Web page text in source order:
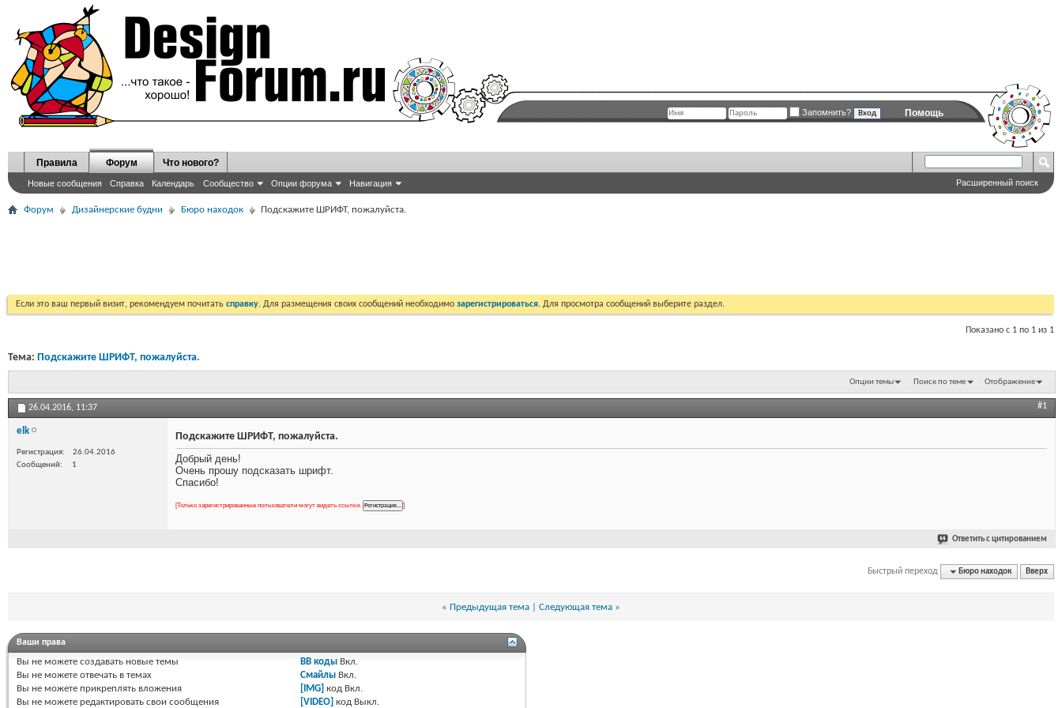
Помощь
Запомнить?
Правила Форум
Новые сообщения Справка Календарь Сообщество Опции форума Навигация
Что нового?
Расширенный поиск
Форум Дизайнерские будни Бюро находок Подскажите ШРИФТ, пожалуйста.
Если это ваш первый визит, рекомендуем почитать справку. Для размещения своих сообщений необходимо зарегистрироваться. Для просмотра сообщений выберите раздел.
Показано с 1 по 1 из 1
Тема: Подскажите ШРИФТ, пожалуйста.
Опции темы Поиск по теме Отображение
26.04.2016, 11:37 #1
elk
Регистрация
26.04.2016
Сообщений
1
Подскажите ШРИФТ, пожалуйста.
Добрый день!
Очень прошу подсказать шрифт.
Спасибо!
[Только зарегистрированные пользователи могут видеть ссылки. ]
Ответить с цитированием
Быстрый переход Бюро находок Вверх
« Предыдущая тема Следующая тема »
Ваши права
Вы не можете создавать новые темы
Вы не можете отвечать в темах
Вы не можете прикреплять вложения
Вы не можете редактировать свои сообщения
BB коды Вкл.
Смайлы Вкл.
[IMG] код Вкл.
[VIDEO] код Выкл.